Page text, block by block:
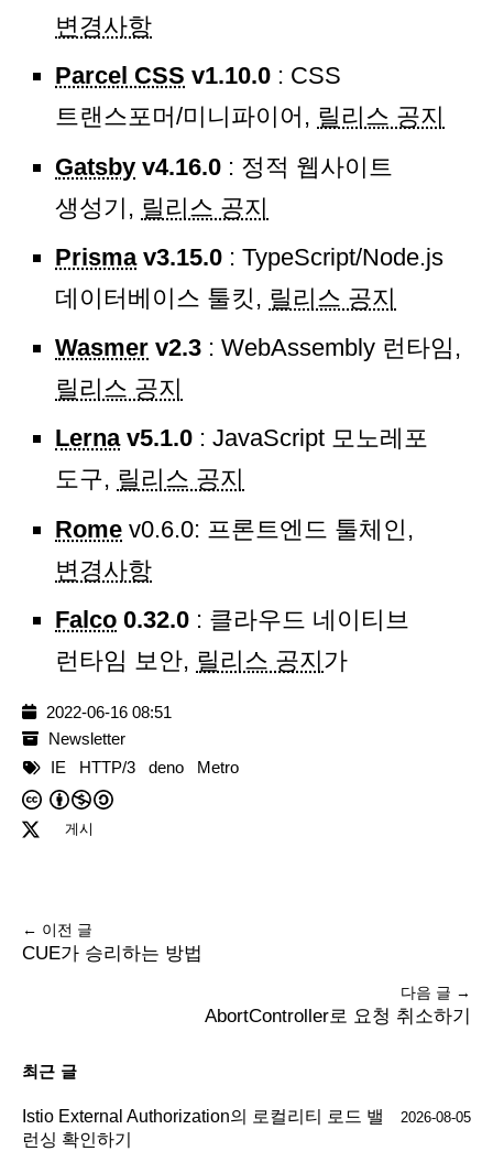
변경사항
Parcel CSS v1.10.0 : CSS
트랜스포머/미니파이어, 릴리스 공지
Gatsby v4.16.0 : 정적 웹사이트
생성기, 릴리스 공지
Prismav3.15.0 : TypeScript/Node.js
데이터베이스 툴킷, 릴리스 공지
Wasmer v2.3 : WebAssembly 런타임,
릴리스 공지
Lernav5.1.0 : JavaScript 모노레포
도구, 릴리스 공지
Rome v0.6.0: 프론트엔드 툴체인,
변경사항
Falco 0.32.0 : 클라우드 네이티브
런타임 보안, 릴리스 공지가
2022-06-16 08:51
Newsletter
IE
HTTP/3 deno Metro
게시
← 이전 글
CUE가 승리하는 방법
다음 글 →
AbortController로 요청 취소하기
최근 글
Istio External Authorization의 로컬리티 로드 밸
런싱 확인하기
2026-08-05